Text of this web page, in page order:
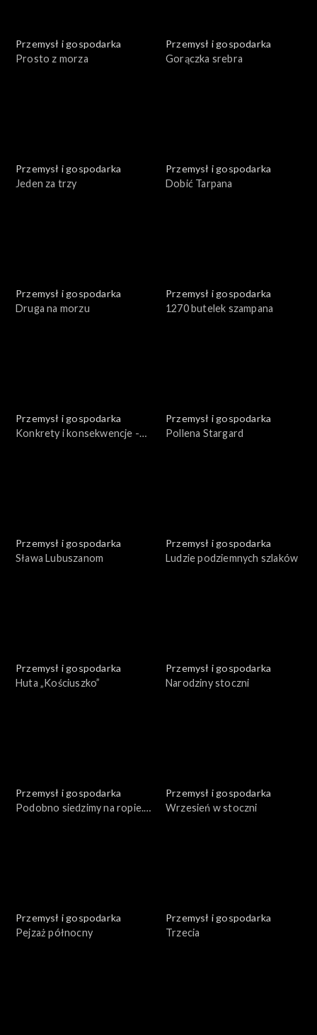
Przemysł i gospodarka
Prosto z morza
Przemysł i gospodarka
Gorączka srebra
Przemysł i gospodarka
Jeden za trzy
Przemysł i gospodarka
Dobić Tarpana
Przemysł i gospodarka
Druga na morzu
Przemysł i gospodarka
1270 butelek szampana
Przemysł i gospodarka
Konkrety i konsekwencje -
Przemysł i gospodarka
Pollena Stargard
Przemysł i gospodarka
Sława Lubuszanom
Przemysł i gospodarka
Ludzie podziemnych szlaków
Przemysł i gospodarka
Huta „Kościuszko”
Przemysł i gospodarka
Narodziny stoczni
Przemysł i gospodarka
Podobno siedzimy na ropie.
Przemysł i gospodarka
Wrzesień w stoczni
Przemysł i gospodarka
Pejzaż północny
Przemysł i gospodarka
Trzecia